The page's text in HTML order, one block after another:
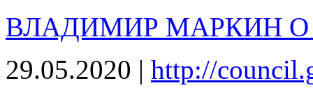
ВЛАДИМИР МАРКИН
29.05.2020 | http://